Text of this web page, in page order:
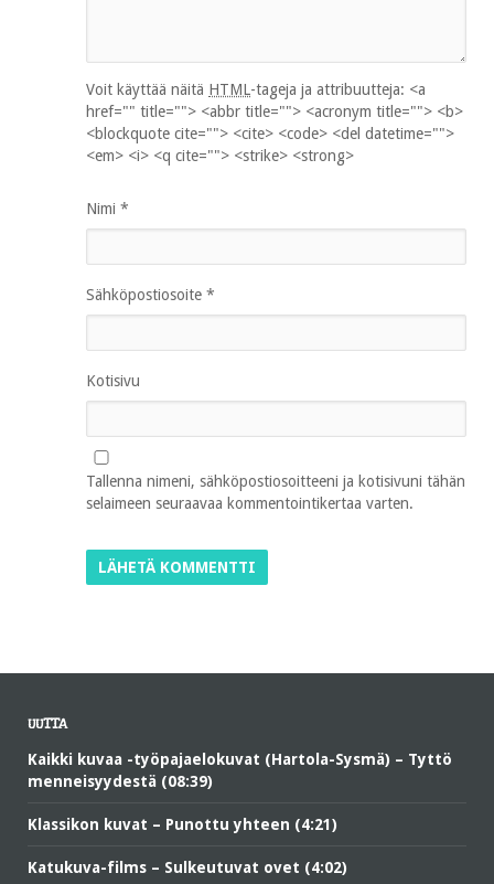
Voit käyttää näitä HTML-tageja ja attribuutteja: <a
href="" title=""> <abbr title=""> <acronym title=""> <b>
<blockquote cite=""> <cite> <code> <del datetime="">
<em> <i> <q cite=""> <strike> <strong>
Nimi *
Sähköpostiosoite *
Kotisivu
Tallenna nimeni, sähköpostiosoitteeni ja kotisivuni tähän
selaimeen seuraavaa kommentointikertaa varten.
UUTTA
Kaikki kuvaa -työpajaelokuvat (Hartola-Sysmä) – Tyttö
menneisyydestä (08:39)
Klassikon kuvat – Punottu yhteen (4:21)
Katukuva-films – Sulkeutuvat ovet (4:02)